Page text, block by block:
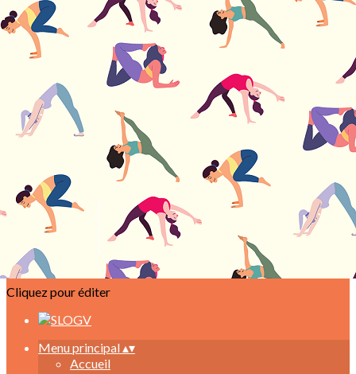
Exporter les lignes sélectionnées
Exporter toutes les colonnes
Exporter uniquement les colonnes affichées
Tarifs
Cours et Planning
Adhésion Adulte
Adhésion Gym renfo Senior Debout
Contact
Ajoutez un logo, un bouton, des réseaux sociaux
Cliquez pour éditer
Menu principal▴▾
Accueil